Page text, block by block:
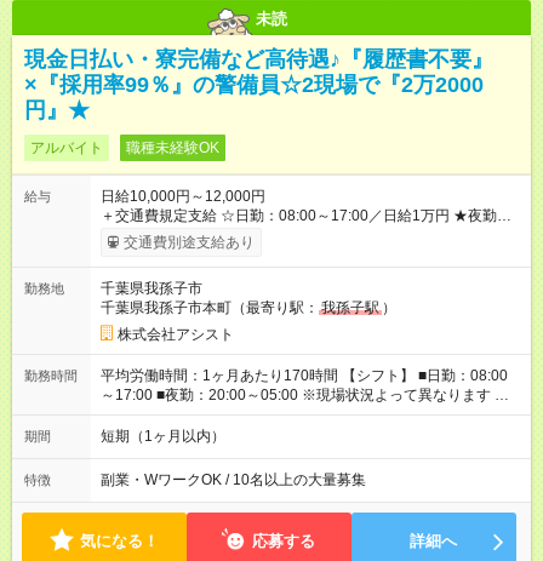
未読
現金日払い・寮完備など高待遇♪『履歴書不要』
×『採用率99％』の警備員☆2現場で『2万2000
円』★
アルバイト 職種未経験OK
給与
日給10,000円～12,000円
＋交通費規定支給 ☆日勤：08:00～17:00／日給1万円 ★夜勤：
20:00～05:00／日給1万2000円 -:+:-:+:-:+:-:+:-:+:- 日勤＋夜勤で 1
日『2万2000円』も稼げる！ -:+:-:+:-:+:-:+:-:+:- ■選べる支払い方
べる！ 日払いは、当日に『現金全額』手渡しです♪ ■残業手当
別途支給 ■日給全額保障あり ┗予定時間より早く終わっても日給
は満額支給！ ■資格手当あり ┗施設警備2級など 【試用期間】
試用期間なし
交通費別途支給あり
勤務地
千葉県我孫子市
千葉県我孫子市本町（最寄り駅： 我孫子駅 ）
株式会社アシスト
勤務時間
平均労働時間：1ヶ月あたり170時間 【シフト】 ■日勤：08:00
～17:00 ■夜勤：20:00～05:00 ※現場状況よって異なります ※早
く終われば1現場4～8時間勤務もあり ☆週3～勤務OK！ ☆現場
が早く終わっても日給全額保証！ ☆ご希望の方は「日勤＋夜
日勤：08:00～17:00 ■夜勤：20:00～05:00 ※現場状況よって異
なります ※早く終われば1現場4～8時間勤務もあり ☆週3～勤務
OK！ ☆現場が早く終わっても日給全額保証！ ☆ご希望の方は
「日勤＋夜勤」も可能！
期間 短期（1ヶ月以内）
特徴 副業・WワークOK / 10名以上の大量募集
気になる！ 応募する 詳細へ